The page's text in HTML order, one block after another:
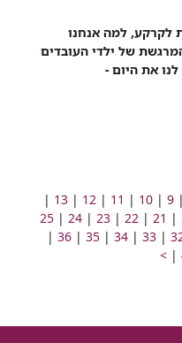
לידות מתחת לקרקע, למה אנחנו
של ילדי העובדים
את היום -
| מעבר
לעמוד
מספר
9
| מעבר
לעמוד
מספר
10
| מעבר
לעמוד
מספר
11
| מעבר
לעמוד
מספר
12
| מעבר
לעמוד
מספר
13
|
לעמוד
| מעבר
לעמוד
מספר
21
| מעבר
לעמוד
22
| מעבר
לעמוד
23
| מעבר
לעמוד
24
| מעבר
לעמוד
25
| מעבר
33
| מעבר
34
| מעבר
35
| מעבר
36
|
|
>מעבר